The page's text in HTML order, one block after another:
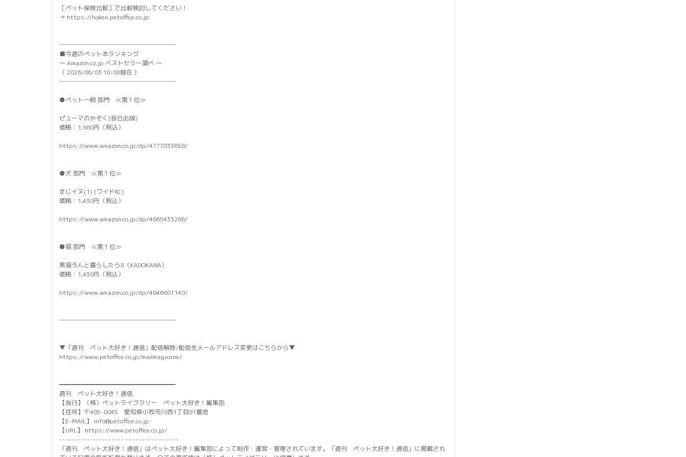
［ペット保険比較］で比較検討してください！
→ https://hoken.petoffice.co.jp
───────────────────
■今週のペット本ランキング
～ Amazon.co.jp ベストセラー調べ ～
（ 2026/06/03 10:00現在 ）
───────────────────
●ペット一般 部門 ≪第１位≫
ピューマのかぞく(辰巳出版)
価格：1,980円（税込）
https://www.amazon.co.jp/dp/4777833658/
●犬 部門 ≪第１位≫
まじイヌ(1) (ワイドKC)
価格：1,430円（税込）
https://www.amazon.co.jp/dp/4065433266/
●猫 部門 ≪第１位≫
黒猫ろんと暮らしたら8（KADOKAWA）
価格：1,430円（税込）
https://www.amazon.co.jp/dp/4046601140/
───────────────────
▼「週刊 ペット大好き！通信」配信解除/配信先メールアドレス変更はこちらから▼
https://www.petoffice.co.jp/mailmagazine/
━━━━━━━━━━━━━━━━━━━
週刊 ペット大好き！通信
【発行】（株）ペットライブラリー ペット大好き！編集部
【住所】〒485-0045 愛知県小牧市川西1丁目81番地
【E-MAIL】 info@petoffice.co.jp
【URL】 https://www.petoffice.co.jp/
---------------------------------------
「週刊 ペット大好き！通信」はペット大好き！編集部によって制作・運営・管理されています。「週刊 ペット大好き！通信」に掲載され